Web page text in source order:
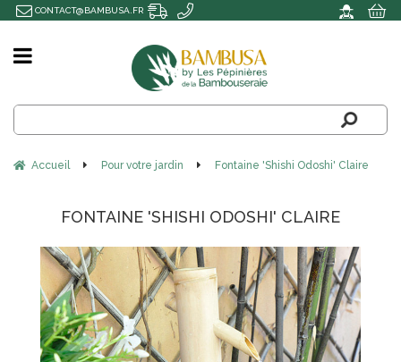
Accueil Pour votre jardin Fontaine 'Shishi Odoshi' Claire
FONTAINE 'SHISHI ODOSHI' CLAIRE
CONTACT@BAMBUSA.FR